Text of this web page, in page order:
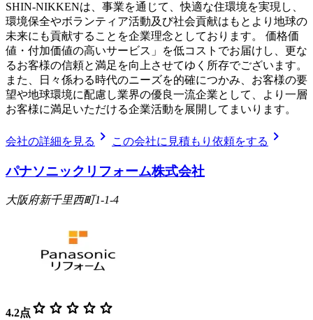
SHIN-NIKKENは、事業を通じて、快適な住環境を実現し、
環境保全やボランティア活動及び社会貢献はもとより地球の
未来にも貢献することを企業理念としております。 価格価
値・付加価値の高いサービス」を低コストでお届けし、更な
るお客様の信頼と満足を向上させてゆく所存でございます。
また、日々係わる時代のニーズを的確につかみ、お客様の要
望や地球環境に配慮し業界の優良一流企業として、より一層
お客様に満足いただける企業活動を展開してまいります。
会社の詳細を見る chevron_right この会社に見積もり依頼をする chevron_right
パナソニックリフォーム株式会社
大阪府新千里西町1-1-4
4.2点 star star star star star